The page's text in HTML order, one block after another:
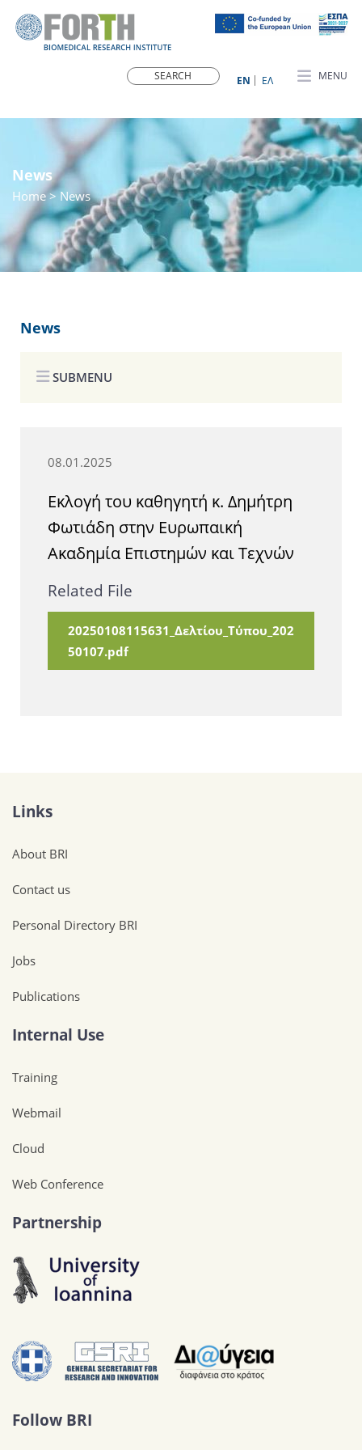
MENU
ΕN ΕΛ
News
Home> News
News
SUBMENU
08.01.2025
Εκλογή του καθηγητή κ. Δημήτρη
Φωτιάδη στην Ευρωπαική
Ακαδημία Επιστημών και Τεχνών
Related File
20250108115631_Δελτίου_Τύπου_202
50107.pdf
Links
About BRI
Contact us
Personal Directory BRI
Jobs
Publications
Internal Use
Training
Webmail
Cloud
Web Conference
Partnership
Follow BRI